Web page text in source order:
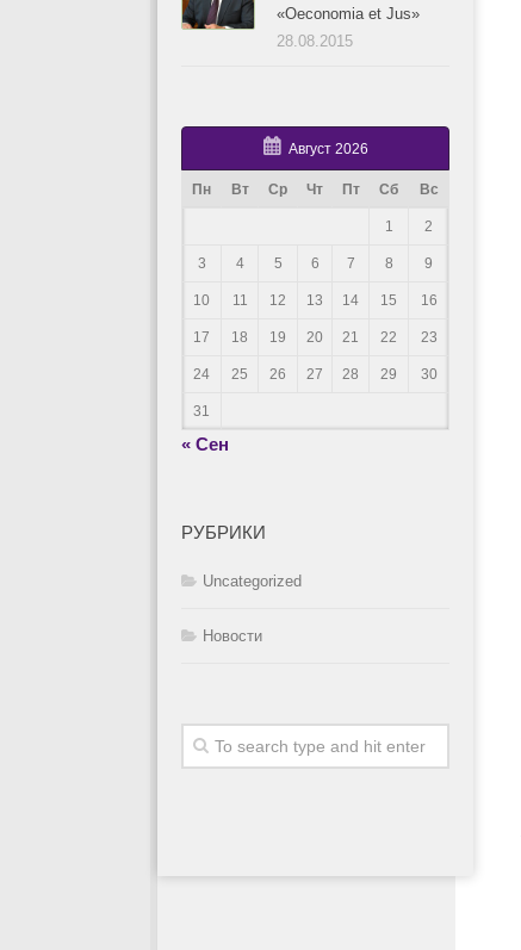
«Oeconomia et Jus»
28.08.2015
Август 2026
Пн Вт Ср Чт Пт Сб Вс
1 2
3 4 5 6 7 8 9
10 11 12 13 14 15 16
17 18 19 20 21 22 23
24 25 26 27 28 29 30
31
« Сен
РУБРИКИ
Uncategorized
Новости